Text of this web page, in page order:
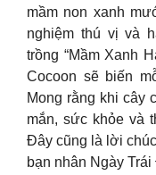
mầm non xanh
nghiệm thú vị và
trồng “Mầm Xanh
Cocoon sẽ biến
Mong rằng khi cây
mắn, sức khỏe và
Đây cũng là lời
bạn nhân Ngày